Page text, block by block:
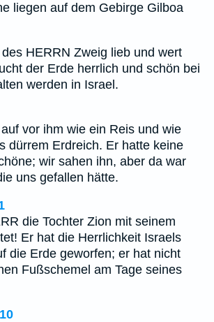
liegen auf dem Gebirge Gilboa
HERRN Zweig lieb und wert
der Erde herrlich und schön bei
werden in Israel.
vor ihm wie ein Reis und wie
dürrem Erdreich. Er hatte keine
wir sahen ihn, aber da war
uns gefallen hätte.
die Tochter Zion mit seinem
Er hat die Herrlichkeit Israels
die Erde geworfen; er hat nicht
Fußschemel am Tage seines